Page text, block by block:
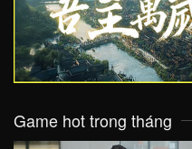
Game hot trong tháng